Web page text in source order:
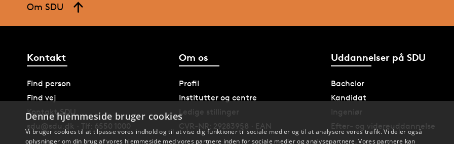
Om SDU
Kontakt
Find person
Find vej
Kontakt SDU
sdu@sdu.dk · Tlf: 6550 1000
Om os
Profil
Institutter og centre
Ledige stillinger
CVR-NR: 29283958 · EAN
Uddannelser på SDU
Bachelor
Kandidat
Ingeniør
Efter- og videreuddannelse
Denne hjemmeside bruger cookies
Vi bruger cookies til at tilpasse vores indhold og til at vise dig funktioner til sociale medier og til at analysere vores trafik. Vi deler også
oplysninger om din brug af vores hjemmeside med vores partnere inden for sociale medier og analysepartnere. Vores partnere kan